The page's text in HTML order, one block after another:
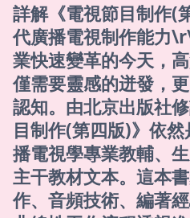
詳解《電視節目制作(
代廣播電視制作能力
業快速變革的今天，
僅需要靈感的迸發，
認知。由北京出版社
目制作(第四版)》依
播電視學專業教輔、
主干教材文本。這本
作、音頻技術、編著